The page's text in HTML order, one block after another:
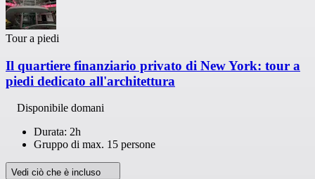
Tour a piedi
Il quartiere finanziario privato di New York: tour a
piedi dedicato all'architettura
Disponibile domani
Durata: 2h
Gruppo di max. 15 persone
Vedi ciò che è incluso